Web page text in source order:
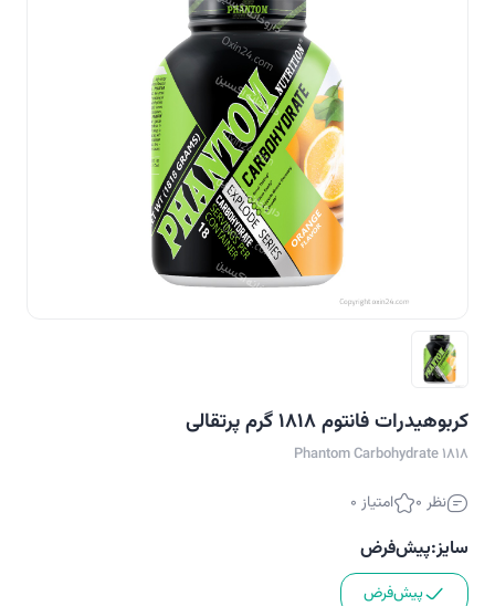
کربوهیدرات فانتوم 1818 گرم پرتقالی
Phantom Carbohydrate 1818
نظر 0 امتیاز 0
سایز:پیش‌فرض
پیش‌فرض